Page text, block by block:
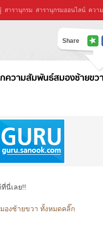
สารานุกรม สารานุกรมออนไลน์ ควา
Share
ความสัมพันธ์สมองซ้ายขว
นี่เลย!!
องซ้ายขวา ทั้งหมดคลิ๊ก